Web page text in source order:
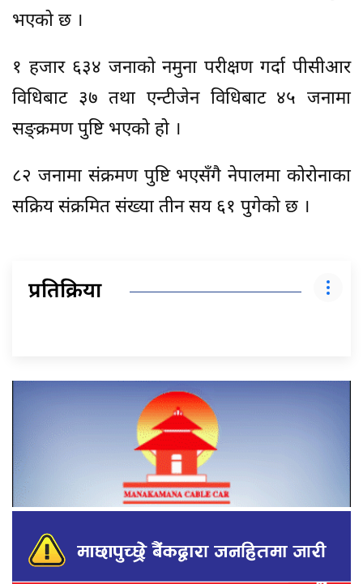
भएको छ ।
१ हजार ६३४ जनाको नमुना परीक्षण गर्दा पीसीआर
विधिबाट ३७ तथा एन्टीजेन विधिबाट ४५ जनामा
सङ्क्रमण पुष्टि भएको हो ।
८२ जनामा संक्रमण पुष्टि भएसँगै नेपालमा कोरोनाका
सक्रिय संक्रमित संख्या तीन सय ६१ पुगेको छ ।
प्रतिक्रिया